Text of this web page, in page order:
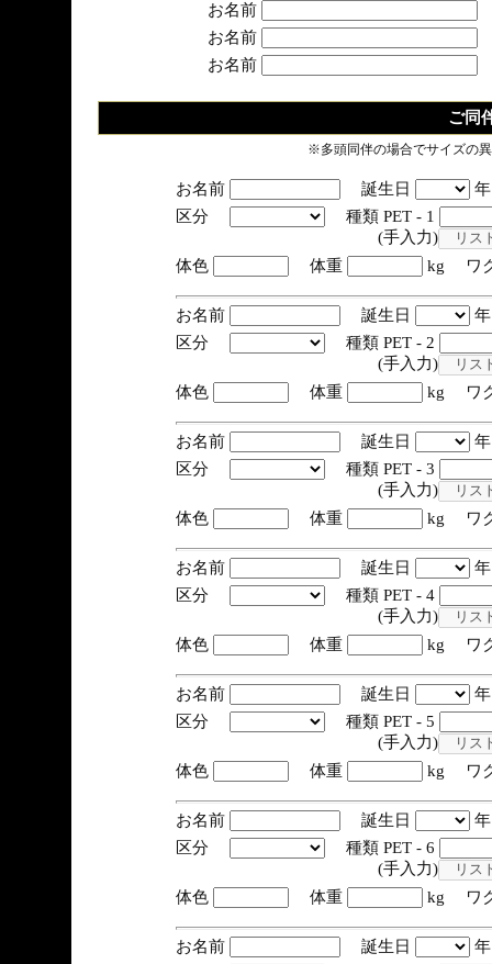
お名前
お名前
お名前
ご同
※多頭同伴の場合でサイズの
お名前 誕生日
区分
種類 PET - 1
(手入力)
体色
体重 kg ワ
お名前 誕生日
区分
種類 PET - 2
(手入力)
体色
体重 kg ワ
お名前 誕生日
区分
種類 PET - 3
(手入力)
体色
体重 kg ワ
お名前 誕生日
区分
種類 PET - 4
(手入力)
体色
体重 kg ワ
お名前 誕生日
区分
種類 PET - 5
(手入力)
体色
体重 kg ワ
お名前 誕生日
区分
種類 PET - 6
(手入力)
体色
体重 kg ワ
お名前 誕生日